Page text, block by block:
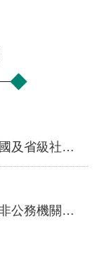
█ 當羅表哥傳給您的訊息【「全國及省級社會團體會務申報表」介紹短片】
█ 內政部指定合作及人民團體類非公務機關個人資料檔案安全維護管理辦法及範本教育訓練影片